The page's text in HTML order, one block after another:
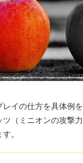
イの仕方を具体例
（ミニオンの攻撃
。